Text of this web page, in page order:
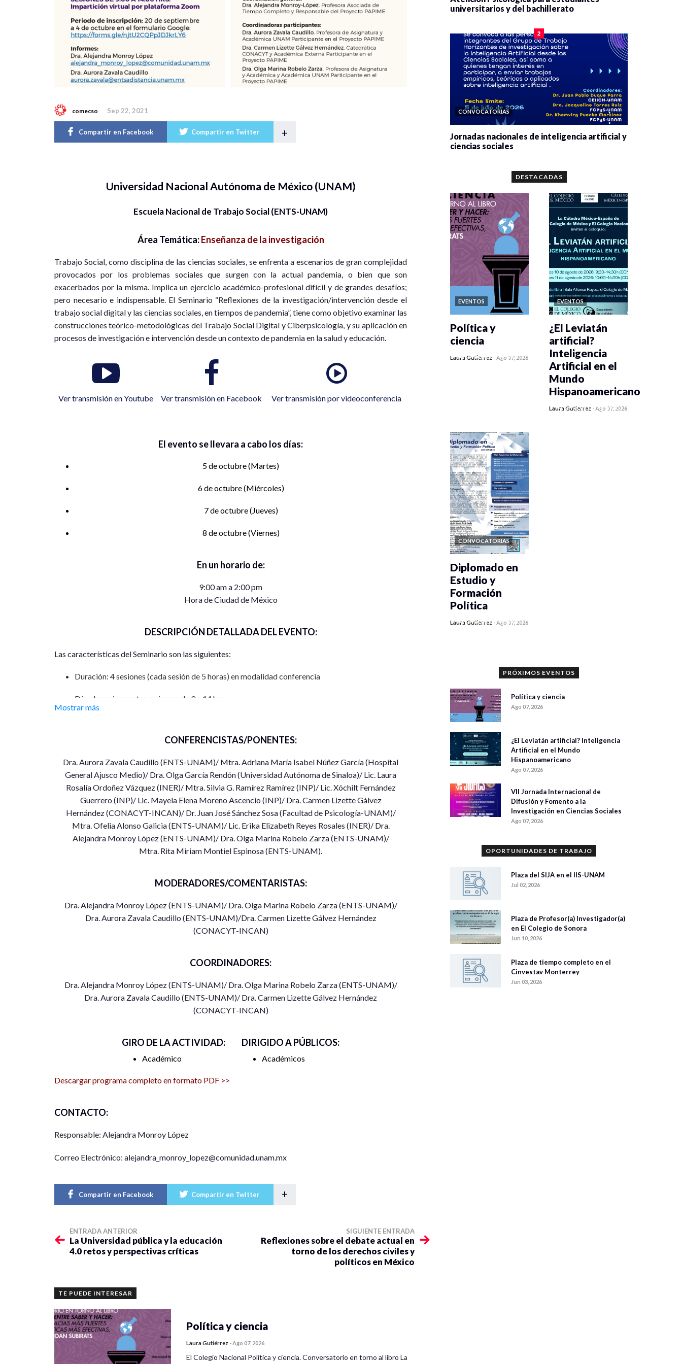
comecso Sep 22, 2021
Compartir en Facebook Compartir en Twitter +
Universidad Nacional Autónoma de México (UNAM)
Escuela Nacional de Trabajo Social (ENTS-UNAM)
Área Temática:Enseñanza de la investigación
Trabajo Social, como disciplina de las ciencias sociales, se enfrenta a escenarios de gran complejidad
provocados por los problemas sociales que surgen con la actual pandemia, o bien que son
exacerbados por la misma. Implica un ejercicio académico-profesional difícil y de grandes desafíos;
pero necesario e indispensable. El Seminario “Reflexiones de la investigación/intervención desde el
trabajo social digital y las ciencias sociales, en tiempos de pandemia”, tiene como objetivo examinar las
construcciones teórico-metodológicas del Trabajo Social Digital y Ciberpsicología, y su aplicación en
procesos de investigación e intervención desde un contexto de pandemia en la salud y educación.
Ver transmisión en Youtube Ver transmisión en Facebook Ver transmisión por videoconferencia
El evento se llevara a cabo los días:
5 de octubre (Martes)
6 de octubre (Miércoles)
7 de octubre (Jueves)
8 de octubre (Viernes)
En un horario de:
9:00 am a 2:00 pm
Hora de Ciudad de México
DESCRIPCIÓN DETALLADA DEL EVENTO:
Las características del Seminario son las siguientes:
Duración: 4 sesiones (cada sesión de 5 horas) en modalidad conferencia
Día y horario: martes a viernes de 9 a 14 hrs.
Fecha de termino: 8 de octubre de 2021
Modalidad de impartición: virtual por plataforma Zoom
Periodo de inscripción:20 de septiembre a 4 de octubreen el formulario Google en la
siguiente liga:https://forms.gle/njtU2CQPpJDJkrLY6
Informes:Dra. Alejandra Monroy López alejandra_monroy_lopez@comunidad.unam.mx Dra.
Aurora Zavala Caudillo
aurora.zavala@entsadistancia.unam.mx
Se entregará constancia con valor curricular
Acto Inaugural: 5 de octubre por autoridades de la ENTS
Población a quién va dirigido
Estudiantes y egresados de la Licenciatura y Posgrado en Trabajo Social y Ciencias Sociales afines; las
y los trabajadores sociales con ejercicio profesional en las distintas instituciones de salud y educación,
Académicos, investigadores y profesionales en ejercicio de Trabajo Social y Psicología, con una
amplia experiencia en actividades de investigación/intervención en el ámbito de salud y educación.
Mostrar más
CONFERENCISTAS/PONENTES:
Dra. Aurora Zavala Caudillo (ENTS-UNAM)/ Mtra. Adriana María Isabel Núñez García (Hospital
General Ajusco Medio)/ Dra. Olga García Rendón (Universidad Autónoma de Sinaloa)/ Lic. Laura
Rosalía Ordoñez Vázquez (INER)/ Mtra. Silvia G. Ramírez Ramírez (INP)/ Lic. Xóchilt Fernández
Guerrero (INP)/ Lic. Mayela Elena Moreno Ascencio (INP)/ Dra. Carmen Lizette Gálvez
Hernández (CONACYT-INCAN)/ Dr. Juan José Sánchez Sosa (Facultad de Psicología-UNAM)/
Mtra. Ofelia Alonso Galicia (ENTS-UNAM)/ Lic. Erika Elizabeth Reyes Rosales (INER)/ Dra.
Alejandra Monroy López (ENTS-UNAM)/ Dra. Olga Marina Robelo Zarza (ENTS-UNAM)/
Mtra. Rita Miriam Montiel Espinosa (ENTS-UNAM).
MODERADORES/COMENTARISTAS:
Dra. Alejandra Monroy López (ENTS-UNAM)/ Dra. Olga Marina Robelo Zarza (ENTS-UNAM)/
Dra. Aurora Zavala Caudillo (ENTS-UNAM)/Dra. Carmen Lizette Gálvez Hernández
(CONACYT-INCAN)
COORDINADORES:
Dra. Alejandra Monroy López (ENTS-UNAM)/ Dra. Olga Marina Robelo Zarza (ENTS-UNAM)/
Dra. Aurora Zavala Caudillo (ENTS-UNAM)/ Dra. Carmen Lizette Gálvez Hernández
(CONACYT-INCAN)
GIRO DE LA ACTIVIDAD:
Académico
DIRIGIDO A PÚBLICOS:
Académicos
Descargar programa completo en formato PDF >>
CONTACTO:
Responsable: Alejandra Monroy López
Correo Electrónico: alejandra_monroy_lopez@comunidad.unam.mx
Compartir en Facebook Compartir en Twitter +
ENTRADA ANTERIOR
La Universidad pública y la educación
4.0 retos y perspectivas críticas
SIGUIENTE ENTRADA
Reflexiones sobre el debate actual en
torno de los derechos civiles y
políticos en México
TE PUEDE INTERESAR
Política y ciencia
Laura Gutiérrez -Ago 07, 2026
El Colegio Nacional Política y ciencia. Conversatorio en torno al libro La
universitarios y del bachillerato
2
CONVOCATORIAS
Jornadas nacionales de inteligencia artificial y
ciencias sociales
DESTACADAS
EVENTOS
0 veces compartido
Política y
ciencia
Laura Gutiérrez -Ago 07, 2026
EVENTOS
0 veces compartido
¿El Leviatán
artificial?
Inteligencia
Artificial en el
Mundo
Hispanoamericano
Laura Gutiérrez -Ago 07, 2026
CONVOCATORIAS
0 veces compartido
Diplomado en
Estudio y
Formación
Política
Laura Gutiérrez -Ago 07, 2026
PRÓXIMOS EVENTOS
Política y ciencia
Ago 07, 2026
¿El Leviatán artificial? Inteligencia
Artificial en el Mundo
Hispanoamericano
Ago 07, 2026
VII Jornada Internacional de
Difusión y Fomento a la
Investigación en Ciencias Sociales
Ago 07, 2026
OPORTUNIDADES DE TRABAJO
Plaza del SIJA en el IIS-UNAM
Jul 02, 2026
Plaza de Profesor(a) Investigador(a)
en El Colegio de Sonora
Jun 10, 2026
Plaza de tiempo completo en el
Cinvestav Monterrey
Jun 03, 2026